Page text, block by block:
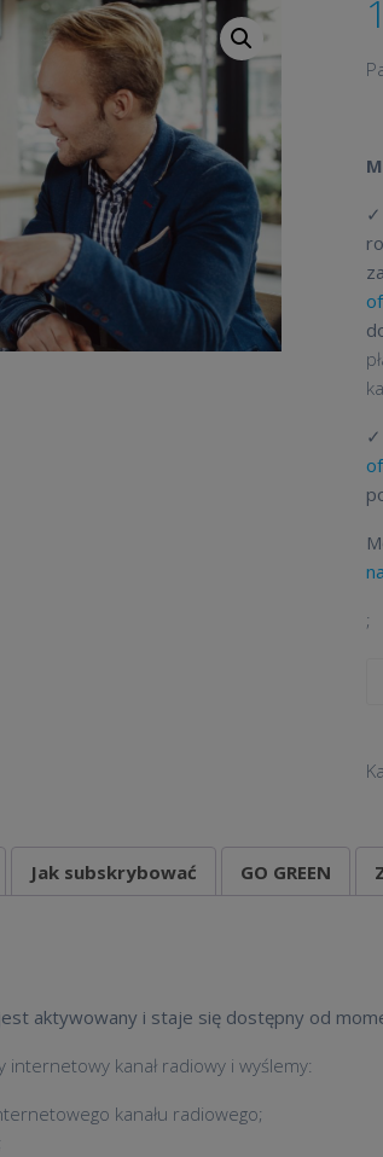
✓
✓
;
Jak subskrybować GO GREEN
aktywowany i staje się dostępny od
kanał radiowy i wyślemy:
kanału radiowego;